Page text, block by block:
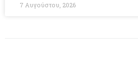
7 Αυγούστου, 2026